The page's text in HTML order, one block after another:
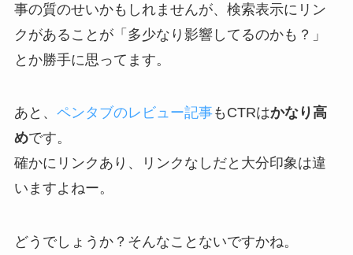
事の質のせいかもしれませんが、検索表示にリン
クがあることが「多少なり影響してるのかも？」
とか勝手に思ってます。
あと、 ペンタブのレビュー記事もCTRはかなり高
めです。
確かにリンクあり、リンクなしだと大分印象は違
いますよねー。
どうでしょうか？そんなことないですかね。